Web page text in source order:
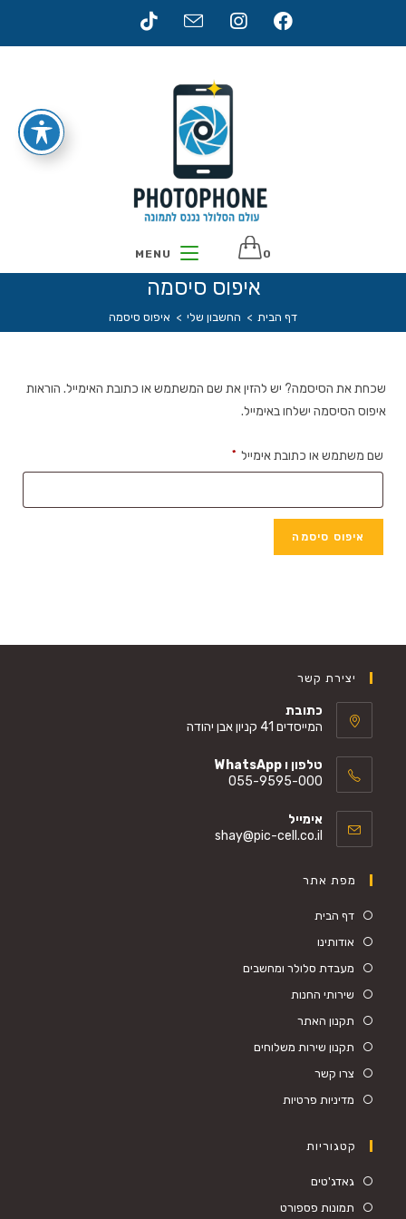
0
MENU
איפוס סיסמה
דף הבית > החשבון שלי > איפוס סיסמה
שכחת את הסיסמה? יש להזין את שם המשתמש או כתובת האימייל. הוראות
איפוס הסיסמה ישלחו באימייל.
שם משתמש או כתובת אימייל *חובה
איפוס סיסמה
יצירת קשר
כתובת
המייסדים 41 קניון אבן יהודה
טלפון ו WhatsApp
055-9595-000
in
אימייל
shay@pic-cell.co.il
Opens
מפת אתר
דף הבית
אודותינו
מעבדת סלולר ומחשבים
שירותי החנות
תקנון האתר
תקנון שירות משלוחים
צרו קשר
מדיניות פרטיות
קטגוריות
גאדג'טיםOpens
in
תמונות פספורטOpens